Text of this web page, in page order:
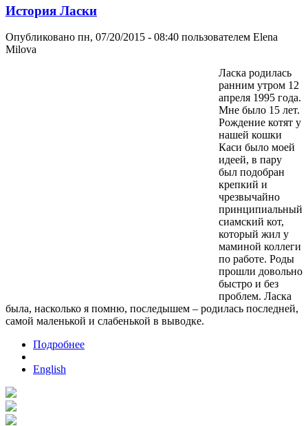
История Ласки
Опубликовано пн, 07/20/2015 - 08:40 пользователем Elena
Milova
Ласка родилась
ранним утром 12
апреля 1995 года.
Мне было 15 лет.
Рождение котят у
нашей кошки
Каси было моей
идеей, в пару
был подобран
крепкий и
чрезвычайно
принципиальный
сиамский кот,
который жил у
маминой коллеги
по работе. Роды
прошли довольно
быстро и без
проблем. Ласка
была, насколько я помню, последышем – родилась последней,
самой маленькой и слабенькой в выводке.
Подробнее
English